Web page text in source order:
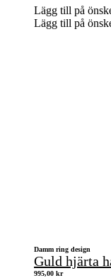
Lägg till på
Lägg till på
Damm ring design
Guld hjärta
995,00 kr